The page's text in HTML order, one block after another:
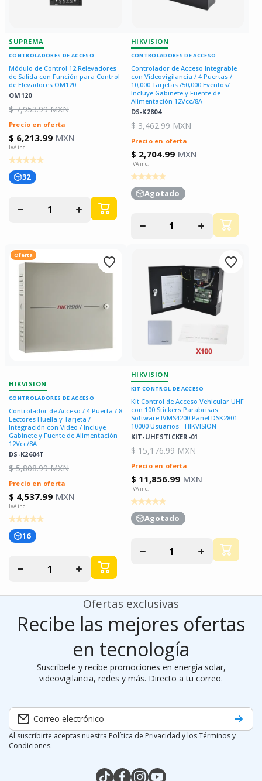
SUPREMA
CONTROLADORES DE ACCESO
OM120
Módulo de Control 12 Relevadores
de Salida con Función para Control
de Elevadores OM120
$ 7,953.99 MXN
Precio en oferta
$ 6,213.99 MXN
32
cantidad
Aumentar
cantidad
para
HIKVISION
CONTROLADORES DE ACCESO
DS-K2804
Controlador de Acceso Integrable
con Videovigilancia / 4 Puertas /
10,000 Tarjetas /50,000 Eventos/
Incluye Gabinete y Fuente de
Alimentación 12Vcc/8A
$ 3,462.99 MXN
Precio en oferta
$ 2,704.99 MXN
Agotado
cantidad
Aumentar
cantidad
para
Oferta
HIKVISION
CONTROLADORES DE ACCESO
DS-K2604T
Controlador de Acceso / 4 Puerta / 8
Lectores Huella y Tarjeta /
Integración con Video / Incluye
Gabinete y Fuente de Alimentación
12Vcc/8A
$ 5,808.99 MXN
Precio en oferta
$ 4,537.99 MXN
16
cantidad
Aumentar
cantidad
para
HIKVISION
KIT CONTROL DE ACCESO
KIT-UHFSTICKER-01
Kit Control de Acceso Vehicular UHF
con 100 Stickers Parabrisas
Software IVMS4200 Panel DSK2801
10000 Usuarios - HIKVISION
$ 15,176.99 MXN
Precio en oferta
$ 11,856.99 MXN
Agotado
cantidad
Aumentar
cantidad
para
Ofertas exclusivas
Recibe las mejores ofertas
en tecnología
Suscríbete y recibe promociones en energía solar,
videovigilancia, redes y más. Directo a tu correo.
Correo electrónico
Al suscribirte aceptas nuestra Política de Privacidad y los Términos y
Condiciones.
tiktokcom/@silymx
facebookcom/silymx
instagramcom/silymx
youtubecom/@silymx
wame/525584218080